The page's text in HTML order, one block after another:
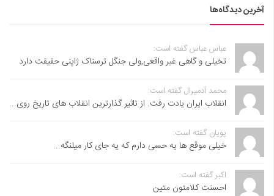
آخرین دیدگاه‌ها
عباس عباس گفته است:
تخیلی و گاهی غیر واقعی,ولی جنگل ترسناک ژاپنی حقیقت دارد
محمد آدمیرال گفته است:
انقلاب ایران یادت رفت. از تاثیر گذارترین انقلاب های تاریخ روی...
پویان گفته است:
خیلی موقع ها یه حسی دارم که یه جای کار میلنگه...
اکبر گفته است:
احسنت ‌کلامتون متین